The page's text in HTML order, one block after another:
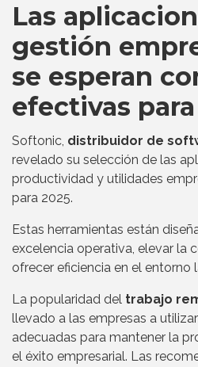
Las
gestión
se esperan
efectivas
Softonic, distribuidor de
revelado su selección de las
productividad y utilidades
para 2025.
Estas herramientas están
excelencia operativa, elevar la
ofrecer eficiencia en el entorno
La popularidad del trabajo
llevado a las empresas a
adecuadas para mantener la
el éxito empresarial. Las